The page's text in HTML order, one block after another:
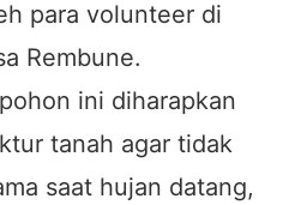
para volunteer di
Rembune.
ini diharapkan
tanah agar tidak
saat hujan datang,